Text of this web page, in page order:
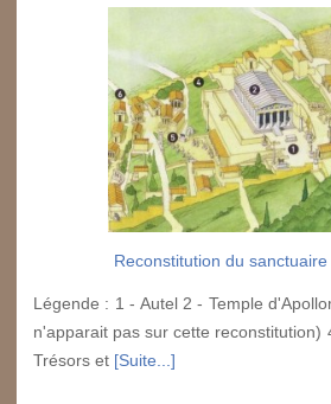
Reconstitution du
Légende : 1 - Autel 2 - Temple
n'apparait pas sur cette reconstitution)
Trésors et [Suite...]